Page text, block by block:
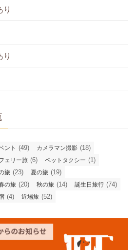
り
り
ント (49) カメラマン撮影 (18)
ェリー旅 (6) ペットタクシー (1)
旅 (23) 夏の旅 (19)
の旅 (20) 秋の旅 (14) 誕生日旅行 (74)
(4) 近場旅 (52)